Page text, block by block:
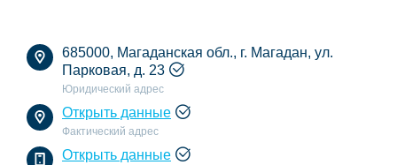
685000, Магаданская обл., г. Магадан, ул.
Парковая, д. 23
Юридический адрес
Открыть данные
Фактический адрес
Открыть данные